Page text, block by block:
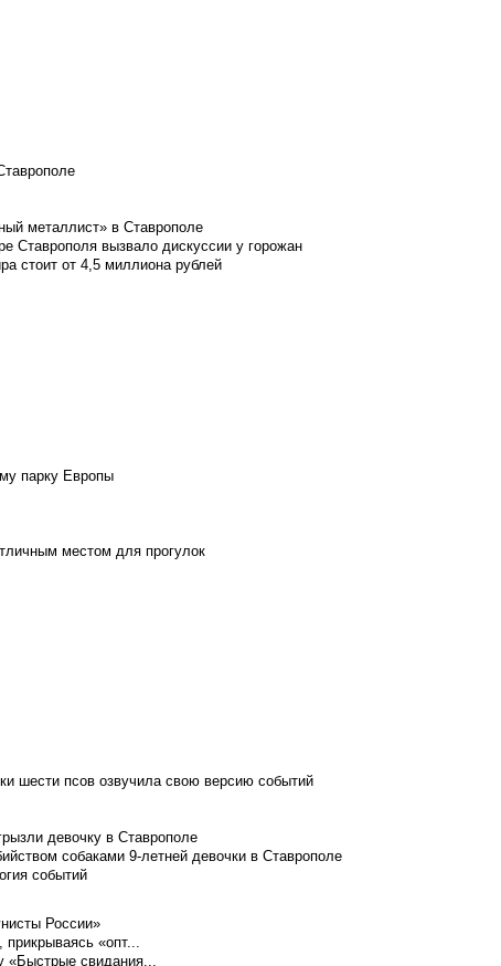
металлист» в Ставрополе
Ставрополя вызвало дискуссии у горожан
стоит от 4,5 миллиона рублей
парку Европы
местом для прогулок
шести псов озвучила свою версию событий
девочку в Ставрополе
собаками 9-летней девочки в Ставрополе
событий
России»
«опт...
«Быстрые свидания...